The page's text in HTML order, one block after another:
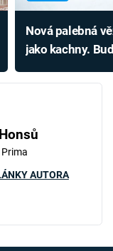
Nová palebná
jako kachny.
AUTORA